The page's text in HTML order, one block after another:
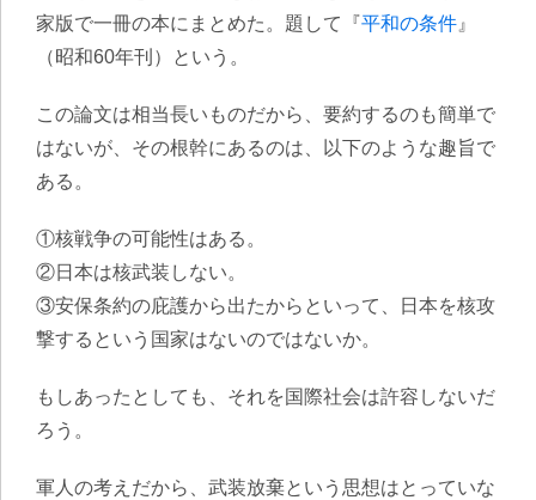
家版で一冊の本にまとめた。題して『平和の条件 』
（昭和60年刊）という。
この論文は相当長いものだから、要約するのも簡単で
はないが、その根幹にあるのは、以下のような趣旨で
ある。
①核戦争の可能性はある。
②日本は核武装しない。
③安保条約の庇護から出たからといって、日本を核攻
撃するという国家はないのではないか。
もしあったとしても、それを国際社会は許容しないだ
ろう。
軍人の考えだから、武装放棄という思想はとっていな